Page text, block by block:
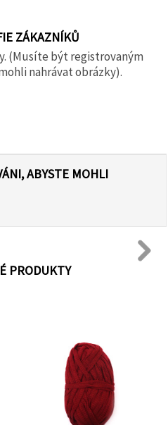
ZÁKAZNÍKŮ
(Musíte být registrovaným
nahrávat obrázky).
ABYSTE MOHLI
PRODUKTY